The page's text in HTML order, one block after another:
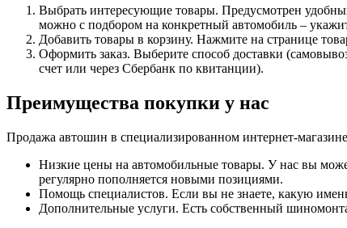
Выбрать интересующие товары. Предусмотрен
можно с подбором на конкретный автомобиль –
Добавить товары в корзину. Нажмите на странице
Оформить заказ. Выберите способ доставки
счет или через Сбербанк по квитанции).
Преимущества покупки у нас
Продажа автошин в специализированном интернет-
Низкие цены на автомобильные товары. У нас вы
регулярно пополняется новыми позициями.
Помощь специалистов. Если вы не знаете, какую
Дополнительные услуги. Есть собственный